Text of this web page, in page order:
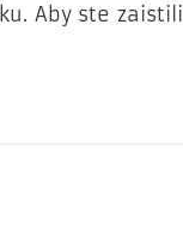
Aby ste